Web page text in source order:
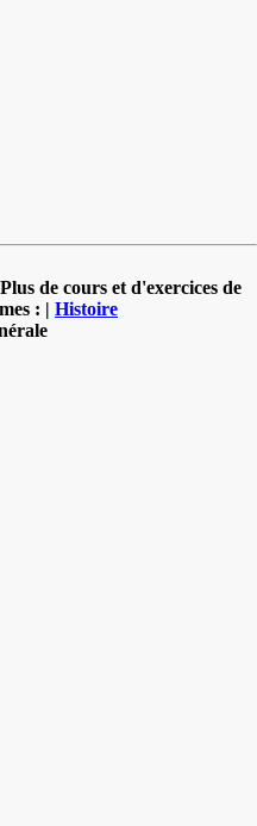
de cours et d'exercices de
: | Histoire